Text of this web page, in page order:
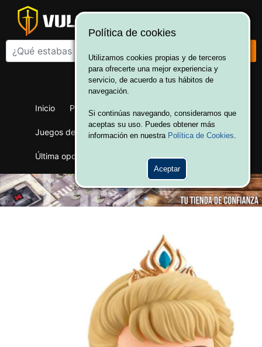
¡Bienvenido a Vulcania!
Inicio Productos Juegos de mesa
Juegos de cartas Merchandising Ofertas
Última oportunidad Wargames
Política de cookies
Utilizamos cookies propias y de terceros
para ofrecerte una mejor experiencia y
servicio, de acuerdo a tus hábitos de
navegación.
Si continúas navegando, consideramos que
aceptas su uso. Puedes obtener más
información en nuestra Política de Cookies.
Aceptar